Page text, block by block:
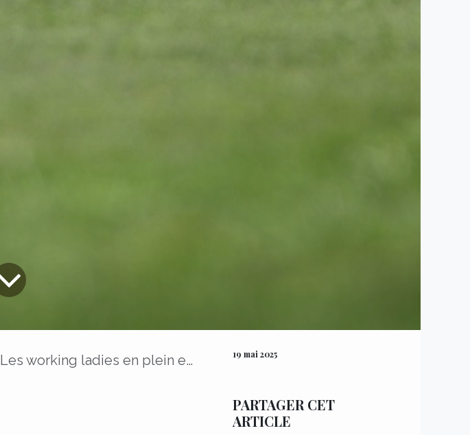
Les working ladies en plein entraînement 19 mai 2025
PARTAGER CET
ARTICLE